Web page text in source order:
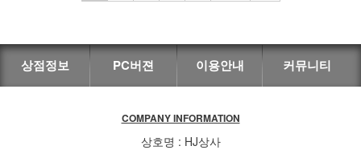
상점정보 PC버젼 이용안내 커뮤니티
COMPANY INFORMATION
상호명 : HJ상사